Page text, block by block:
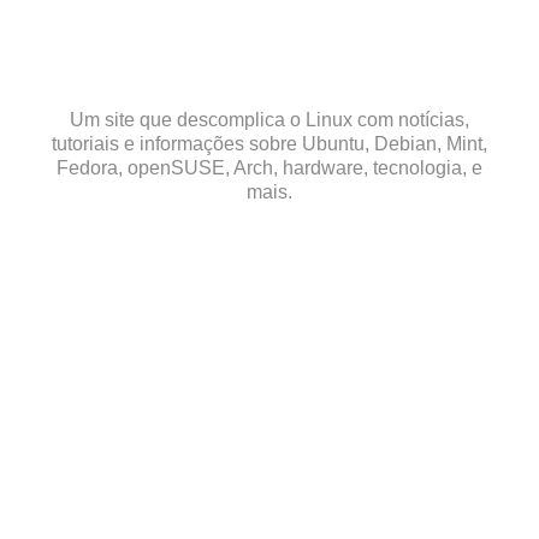
Um site que descomplica o Linux com notícias,
tutoriais e informações sobre Ubuntu, Debian, Mint,
Fedora, openSUSE, Arch, hardware, tecnologia, e
mais.